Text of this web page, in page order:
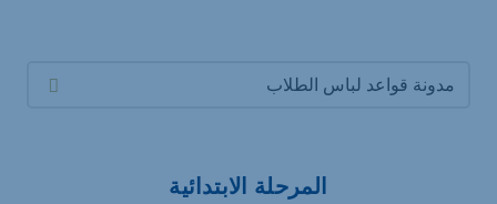
مدونة قواعد لباس الطلاب
المرحلة الابتدائية